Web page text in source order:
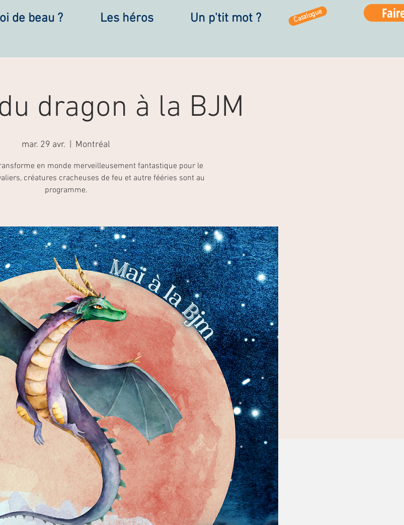
de beau ? Les héros Un p'tit mot ? Catalogue
dragon à la BJM
mar. 29 avr. Montréal
en monde merveilleusement fantastique pour le
créatures cracheuses de feu et autre fééries sont au
programme.